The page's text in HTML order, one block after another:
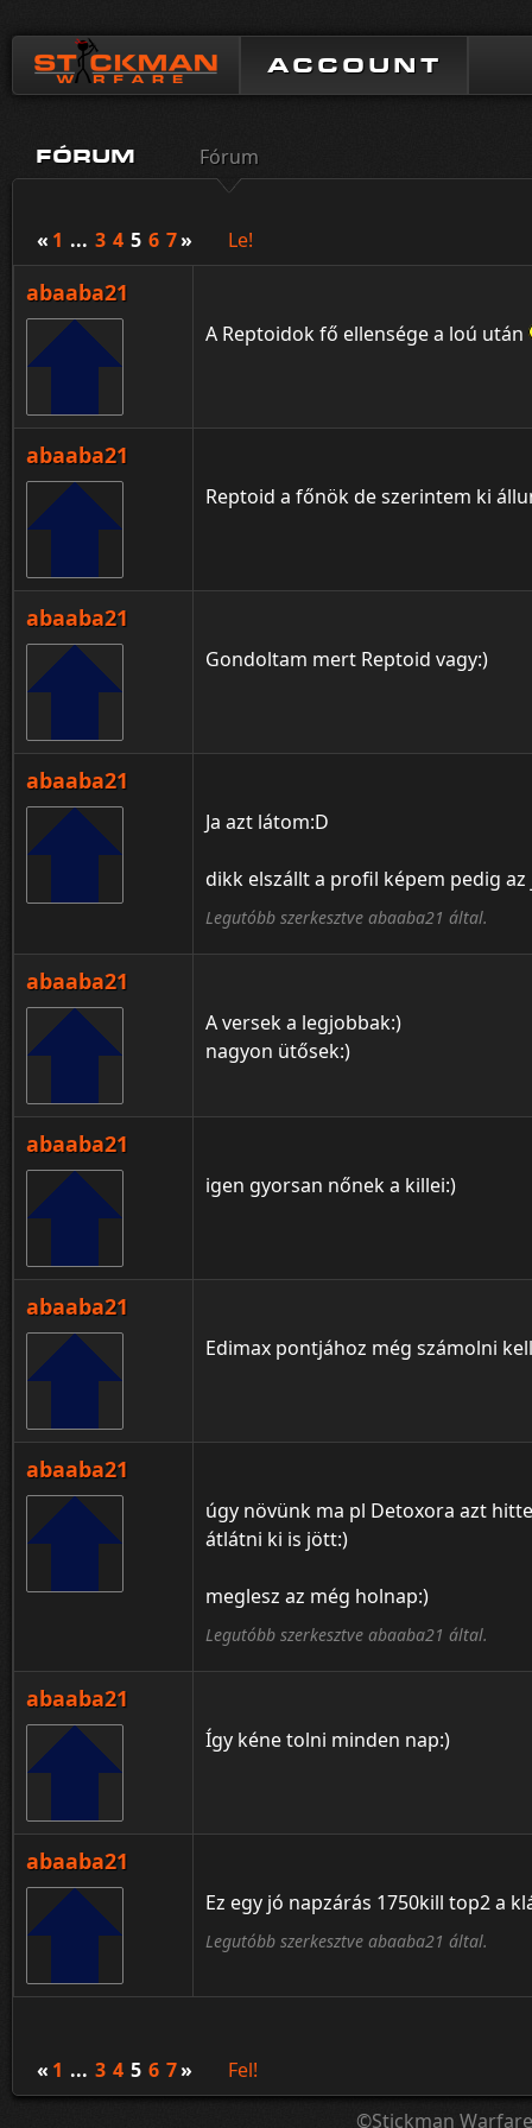
ACCOUNT
FÓRUM Fórum
« 1 ... 3 4 5 6 7» Le!
abaaba21
A Reptoidok fő ellensége a loú után
abaaba21
Reptoid a főnök de szerintem ki
abaaba21
Gondoltam mert Reptoid vagy:)
abaaba21
Ja azt látom:D
dikk elszállt a profil képem pedig
Legutóbb szerkesztve abaaba21 által.
abaaba21
A versek a legjobbak:)
nagyon ütősek:)
abaaba21
igen gyorsan nőnek a killei:)
abaaba21
Edimax pontjához még számolni
abaaba21
úgy növünk ma pl Detoxora azt
átlátni ki is jött:)
meglesz az még holnap:)
Legutóbb szerkesztve abaaba21 által.
abaaba21
Így kéne tolni minden nap:)
abaaba21
Ez egy jó napzárás 1750kill top2 a
Legutóbb szerkesztve abaaba21 által.
« 1 ... 3 4 5 6 7»
Fel!
©Stickman Warfare